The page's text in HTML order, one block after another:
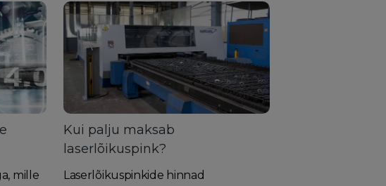
mille
Kui palju maksab
laserlõikuspink?
Laserlõikuspinkide hinnad